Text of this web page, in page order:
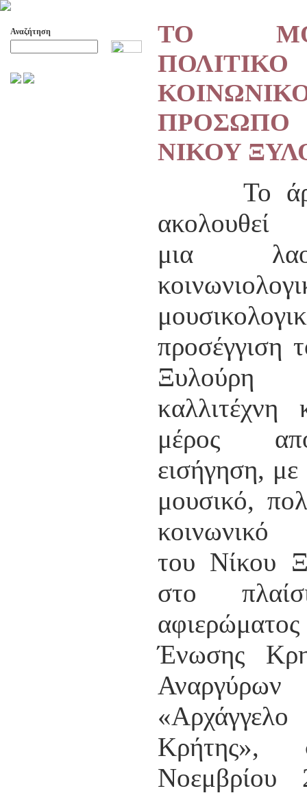
Αναζήτηση
ΤΟ
ΝΙΚΟΥ
Το
ακολουθεί
μια
προσέγγιση
καλλιτέχνη
μέρος
εισήγηση,
μουσικό,
κοινωνικό
του Νίκου
στο
Ένωσης
Κρήτης»,